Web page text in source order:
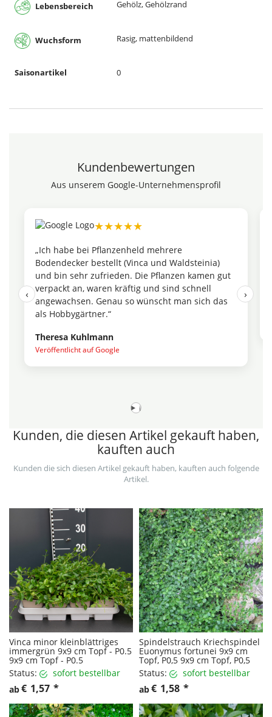
Lebensbereich Gehölz, Gehölzrand
Wuchsform Rasig, mattenbildend
Saisonartikel 0
Kundenbewertungen
Aus unserem Google-Unternehmensprofil
★★★★★
„Ich habe bei Pflanzenheld mehrere
Bodendecker bestellt (Vinca und Waldsteinia)
und bin sehr zufrieden. Die Pflanzen kamen gut
verpackt an, waren kräftig und sind schnell
angewachsen. Genau so wünscht man sich das
als Hobbygärtner.“
Theresa Kuhlmann
Veröffentlicht auf Google
‹ ›
i
Kunden, die diesen Artikel gekauft haben,
kauften auch
Kunden die sich diesen Artikel gekauft haben, kauften auch folgende
Artikel.
Vinca minor kleinblättriges
immergrün 9x9 cm Topf - P0.5
9x9 cm Topf - P0.5
Status:
sofort bestellbar
ab€ 1,57 *
Spindelstrauch Kriechspindel
Euonymus fortunei 9x9 cm
Topf, P0,5 9x9 cm Topf, P0,5
Status:
sofort bestellbar
ab€ 1,58 *